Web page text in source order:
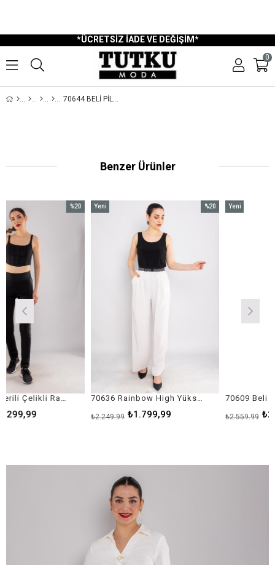
*ÜCRETSİZ İADE VE DEĞİŞİM*
0
70644 BELI PILELI LASTIKLI PANTOLON
Benzer Ürünler
6424 Yanı Derili Çelikli Rayon Tayt Pantolon
İndirim
%20İndirim
70636 Rainbow High Yüksek Bel Pileli Bol Paça Pantolon
₺1.799,99
İndirim
%20İndirim
₺2.049,99